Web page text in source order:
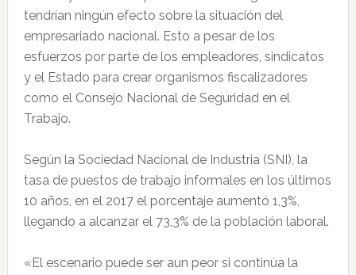
tendrían ningún efecto sobre la situación del
empresariado nacional. Esto a pesar de los
esfuerzos por parte de los empleadores, sindicatos
y el Estado para crear organismos fiscalizadores
como el Consejo Nacional de Seguridad en el
Trabajo.
Según la Sociedad Nacional de Industria (SNI), la
tasa de puestos de trabajo informales en los últimos
10 años, en el 2017 el porcentaje aumentó 1,3%,
llegando a alcanzar el 73,3% de la población laboral.
«El escenario puede ser aun peor si continúa la